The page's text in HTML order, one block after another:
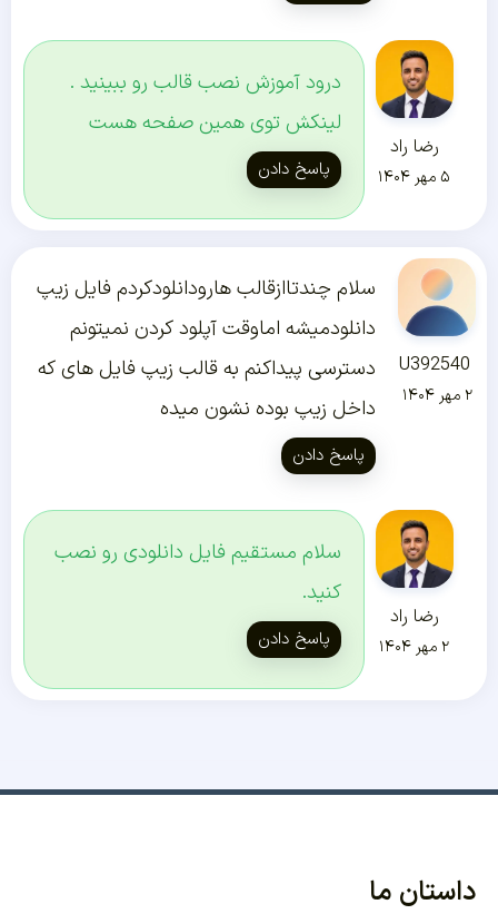
رضا راد
۵ مهر ۱۴۰۴
درود آموزش نصب قالب رو ببینید .
لینکش توی همین صفحه هست
پاسخ دادن
U392540
۲ مهر ۱۴۰۴
سلام چندتاازقالب هارودانلودکردم فایل زیپ
دانلودمیشه اماوقت آپلود کردن نمیتونم
دسترسی پیداکنم به قالب زیپ فایل های که
داخل زیپ بوده نشون میده
پاسخ دادن
رضا راد
۲ مهر ۱۴۰۴
سلام مستقیم فایل دانلودی رو نصب
کنید.
پاسخ دادن
داستان ما